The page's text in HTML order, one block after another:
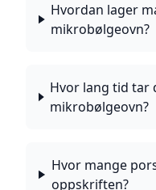
Hvordan lager
mikrobølgeovn?
Hvor lang tid tar
mikrobølgeovn?
Hvor mange
oppskriften?